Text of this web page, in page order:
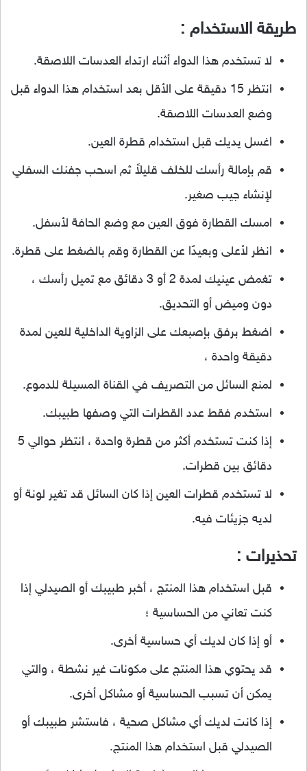
طريقة الاستخدام :
لا تستخدم هذا الدواء أثناء ارتداء العدسات اللاصقة.
انتظر 15 دقيقة على الأقل بعد استخدام هذا الدواء قبل
وضع العدسات اللاصقة.
اغسل يديك قبل استخدام قطرة العين.
قم بإمالة رأسك للخلف قليلاً ثم اسحب جفنك السفلي
لإنشاء جيب صغير.
امسك القطارة فوق العين مع وضع الحافة لأسفل.
انظر لأعلى وبعيدًا عن القطارة وقم بالضغط على قطرة.
تغمض عينيك لمدة 2 أو 3 دقائق مع تميل رأسك ،
دون وميض أو التحديق.
اضغط برفق بإصبعك على الزاوية الداخلية للعين لمدة
دقيقة واحدة ،
لمنع السائل من التصريف في القناة المسيلة للدموع.
استخدم فقط عدد القطرات التي وصفها طبيبك.
إذا كنت تستخدم أكثر من قطرة واحدة ، انتظر حوالي 5
دقائق بين قطرات.
لا تستخدم قطرات العين إذا كان السائل قد تغير لونة أو
لديه جزيئات فيه.
تحذيرات :
قبل استخدام هذا المنتج ، أخبر طبيبك أو الصيدلي إذا
كنت تعاني من الحساسية ؛
أو إذا كان لديك أي حساسية أخرى.
قد يحتوي هذا المنتج على مكونات غير نشطة ، والتي
يمكن أن تسبب الحساسية أو مشاكل أخرى.
إذا كانت لديك أي مشاكل صحية ، فاستشر طبيبك أو
الصيدلي قبل استخدام هذا المنتج.